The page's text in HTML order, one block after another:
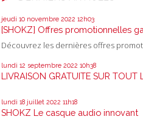
jeudi 10 novembre 2022 12h03
[SHOKZ] Offres promotionnelles
Découvrez les dernières offres
lundi 12 septembre 2022 10h38
LIVRAISON GRATUITE SUR TOUT
lundi 18 juillet 2022 11h18
SHOKZ Le casque audio innovant